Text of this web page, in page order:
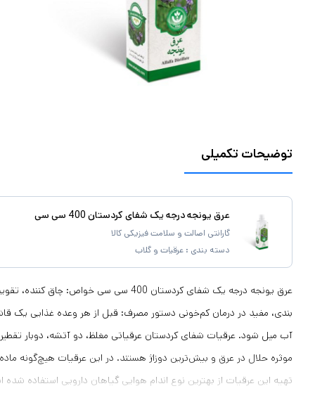
توضیحات تکمیلی
عرق یونجه درجه یک شفای کردستان 400 سی سی
گارانتی اصالت و سلامت فیزیکی کالا
دسته بندی : عرقیات و گلاب
عرق یونجه درجه یک شفای کردستان 400 سی سی
بندی، مفید در درمان کم‌خونی دستور مصرف: قبل از هر وعده غذایی یک
آب میل شود. عرقیات شفای کردستان عرقیاتی مغلظ، دو آتشه، دوبار
موثره حلال در عرق و بیش‌ترین دوزاژ هستند. در این عرقیات هیچ‌گونه
تهیه این عرقیات از بهترین نوع اندام هوایی گیاهان دارویی استفاده